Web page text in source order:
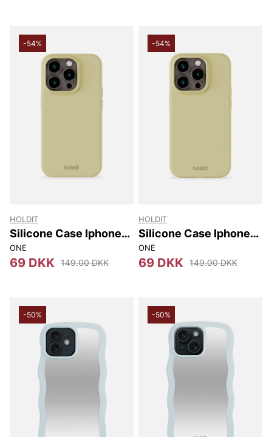
-54%
HOLDIT
Silicone Case Iphone
14 Pro
ONE
69 DKK 149.00 DKK
-54%
HOLDIT
Silicone Case Iphone
15 Pro Max
ONE
69 DKK 149.00 DKK
-50% -50%